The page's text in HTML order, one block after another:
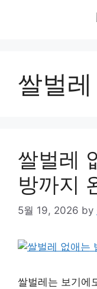
쌀벌
쌀벌레
방까지
5월 19, 2026 by
쌀벌레는 보기에